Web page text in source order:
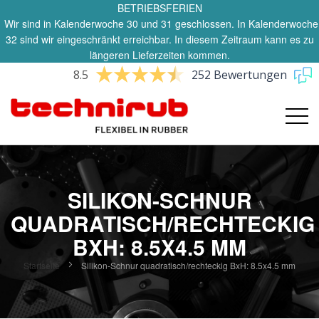
BETRIEBSFERIEN
Wir sind in Kalenderwoche 30 und 31 geschlossen. In Kalenderwoche
32 sind wir eingeschränkt erreichbar. In diesem Zeitraum kann es zu
längeren Lieferzeiten kommen.
8.5 252 Bewertungen
SILIKON-SCHNUR
QUADRATISCH/RECHTECKIG
BXH: 8.5X4.5 MM
Startseite Silikon-Schnur quadratisch/rechteckig BxH: 8.5x4.5 mm